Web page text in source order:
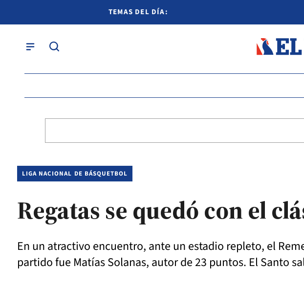
TEMAS DEL DÍA:
LIGA NACIONAL DE BÁSQUETBOL
Regatas se quedó con el
En un atractivo encuentro, ante un estadio repleto, el
partido fue Matías Solanas, autor de 23 puntos. El Santo